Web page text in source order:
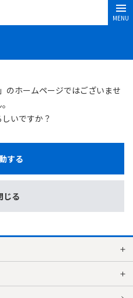
MENU
のホームページではございませ
いですか？
じる
する